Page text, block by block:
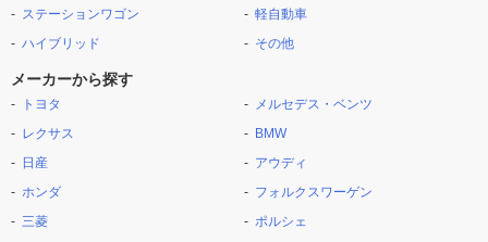
ステーションワゴン
ハイブリッド
軽自動車
その他
メーカーから探す
トヨタ
レクサス
日産
ホンダ
三菱
メルセデス・ベンツ
BMW
アウディ
フォルクスワーゲン
ポルシェ